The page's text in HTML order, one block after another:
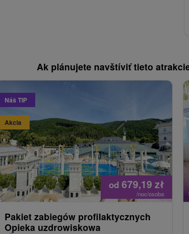
Ak plánujete navštíviť tieto
Náš TIP
Akcia
od 679,19 zł
/noc/osoba
Pakiet zabiegów profilaktycznych
Opieka uzdrowiskowa